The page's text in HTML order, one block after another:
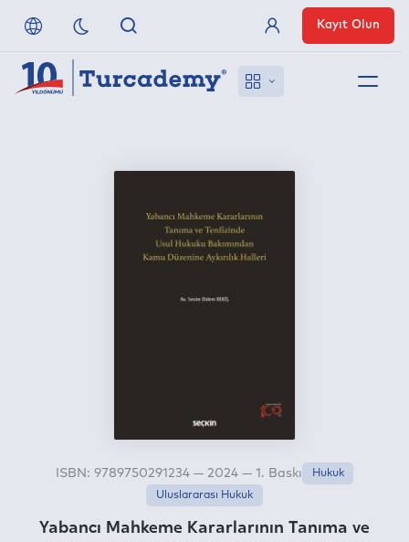
Referanslarımız
Üye Girişi
Kayıt Olun
Yabancı Mahkeme Kararlarının Tanıma ve
ISBN: 9789750291234 — 2024 — 1. Baskı
Hukuk
Uluslararası Hukuk